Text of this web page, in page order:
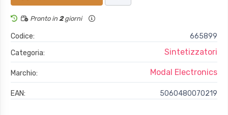
Pronto in 2giorni
Codice:
665899
Categoria:
Sintetizzatori
Marchio: Modal Electronics
EAN: 5060480070219